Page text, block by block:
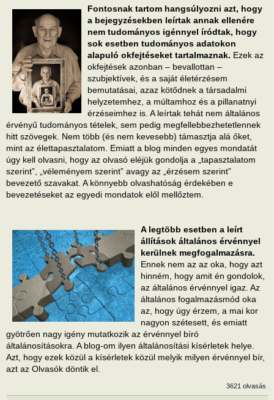
Fontosnak tartom hangsúlyozni azt, hogy
a bejegyzésekben leírtak annak ellenére
nem tudományos igénnyel íródtak, hogy
sok esetben tudományos adatokon
alapuló okfejtéseket tartalmaznak. Ezek az
okfejtések azonban – bevallottan –
szubjektívek, és a saját életérzésem
bemutatásai, azaz kötődnek a társadalmi
helyzetemhez, a múltamhoz és a pillanatnyi
érzéseimhez is. A leírtak tehát nem általános
érvényű tudományos tételek, sem pedig megfellebbezhetetlennek
hitt szövegek. Nem több (és nem kevesebb) támasztja alá őket,
mint az élettapasztalatom. Emiatt a blog minden egyes mondatát
úgy kell olvasni, hogy az olvasó eléjük gondolja a „tapasztalatom
szerint”, „véleményem szerint” avagy az „érzésem szerint”
bevezető szavakat. A könnyebb olvashatóság érdekében e
bevezetéseket az egyedi mondatok elől mellőztem.
A legtöbb esetben a leírt
állítások általános érvénnyel
kerülnek megfogalmazásra.
Ennek nem az az oka, hogy azt
hinném, hogy amit én gondolok,
az általános érvénnyel igaz. Az
általános fogalmazásmód oka
az, hogy úgy érzem, a mai kor
nagyon szétesett, és emiatt
gyötrően nagy igény mutatkozik az érvénnyel bíró
általánosításokra. A blog-om ilyen általánosítási kísérletek helye.
Azt, hogy ezek közül a kísérletek közül melyik milyen érvénnyel bír,
azt az Olvasók döntik el.
3621 olvasás